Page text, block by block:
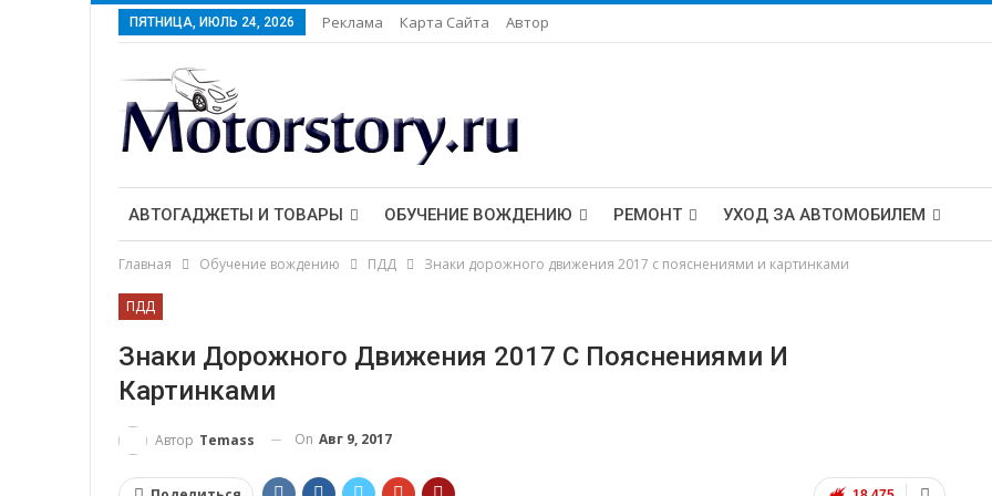
ПЯТНИЦА, ИЮЛЬ 24, 2026 Реклама Карта Сайта Автор
АВТОГАДЖЕТЫ И ТОВАРЫ ОБУЧЕНИЕ ВОЖДЕНИЮ РЕМОНТ УХОД ЗА АВТОМОБИЛЕМ
Главная Обучение вождению ПДД Знаки дорожного движения 2017 с пояснениями и картинками
ПДД
Знаки Дорожного Движения 2017 С Пояснениями И
Картинками
Автор Temass On Авг 9, 2017